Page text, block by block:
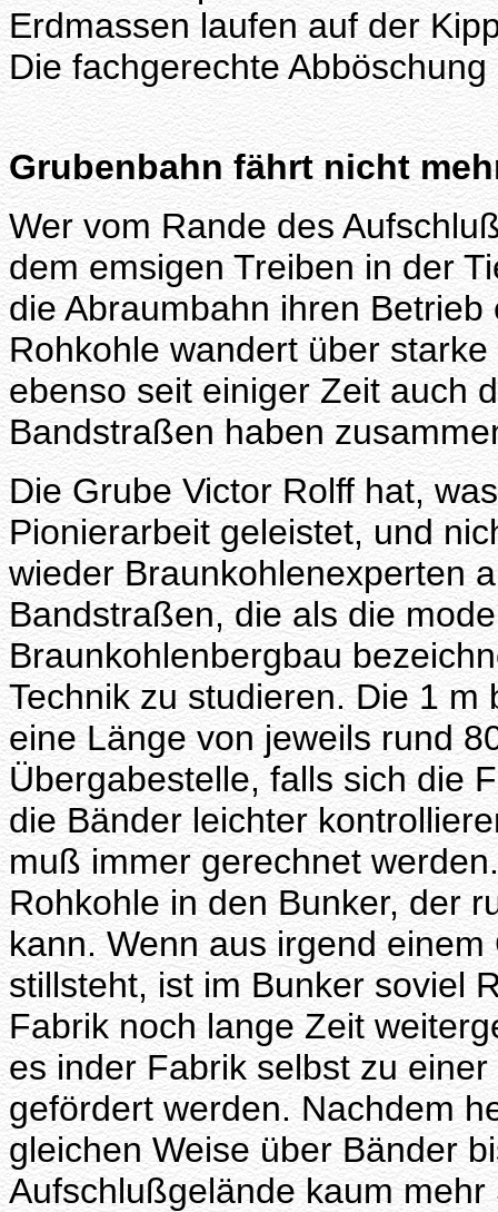
Erdmassen laufen auf der
Die fachgerechte
Grubenbahn fährt nicht
Wer vom Rande des
dem emsigen Treiben in der
die Abraumbahn ihren
Rohkohle wandert über
ebenso seit einiger Zeit auch
Bandstraßen haben
Die Grube Victor Rolff hat,
Pionierarbeit geleistet, und
wieder Braunkohlenexperten
Bandstraßen, die als die
Braunkohlenbergbau
Technik zu studieren. Die 1
eine Länge von jeweils rund
Übergabestelle, falls sich die
die Bänder leichter
muß immer gerechnet
Rohkohle in den Bunker, der
kann. Wenn aus irgend
stillsteht, ist im Bunker soviel
Fabrik noch lange Zeit
es inder Fabrik selbst zu
gefördert werden. Nachdem
gleichen Weise über Bänder
Aufschlußgelände kaum